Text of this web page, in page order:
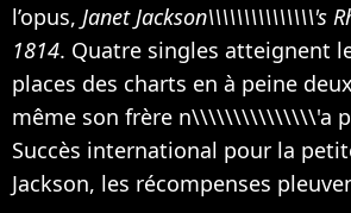
l’opus, Janet Jackson\\\\\\\\\\\\\\\'s
1814. Quatre singles atteignent
places des charts en à peine
même son frère n\\\\\\\\\\\\\\\'a
Succès international pour la
Jackson, les récompenses